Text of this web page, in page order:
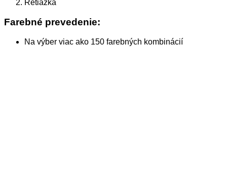
Retiazka
Farebné prevedenie:
Na výber viac ako 150 farebných kombinácií